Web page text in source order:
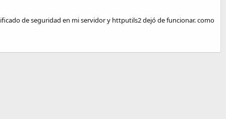
de seguridad en mi servidor y httputils2 dejó de funcionar. como